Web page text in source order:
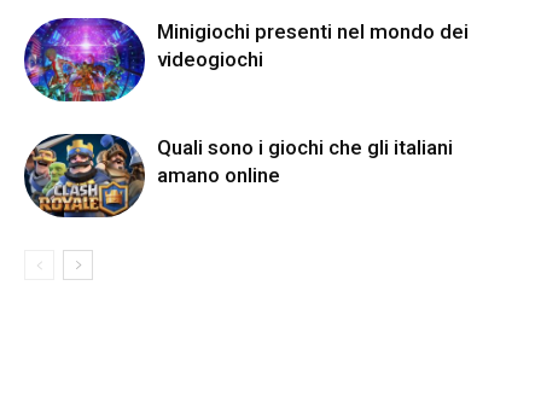
Minigiochi presenti nel mondo dei
videogiochi
Quali sono i giochi che gli italiani
amano online